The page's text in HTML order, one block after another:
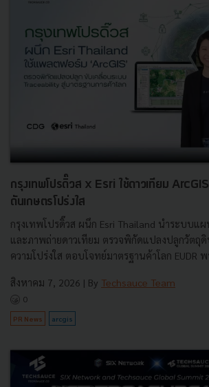
กรุงเทพโปรดิ๊วส x Esri ใช้ดาวเทียม
ดันเกษตรโปร่งใส
กรุงเทพโปรดิ๊วส ผนึก Esri Thailand นำระบบแ
และภาพถ่ายดาวเทียม ตรวจพิกัดแปลงปลูกวัตถุ
ความโปร่งใส ตอบโจทย์มาตรฐานค้าโลก EUDR
สิงหาคม 7, 2026 | By Techsauce Team
0
PR News arcgis